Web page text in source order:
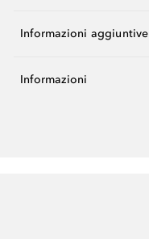
Informazioni aggiuntive
Informazioni